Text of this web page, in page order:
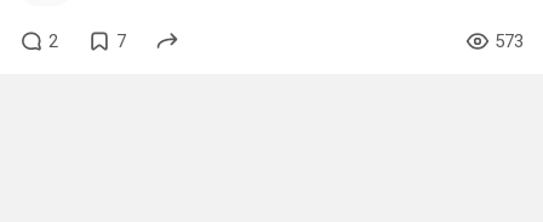
2 7 573